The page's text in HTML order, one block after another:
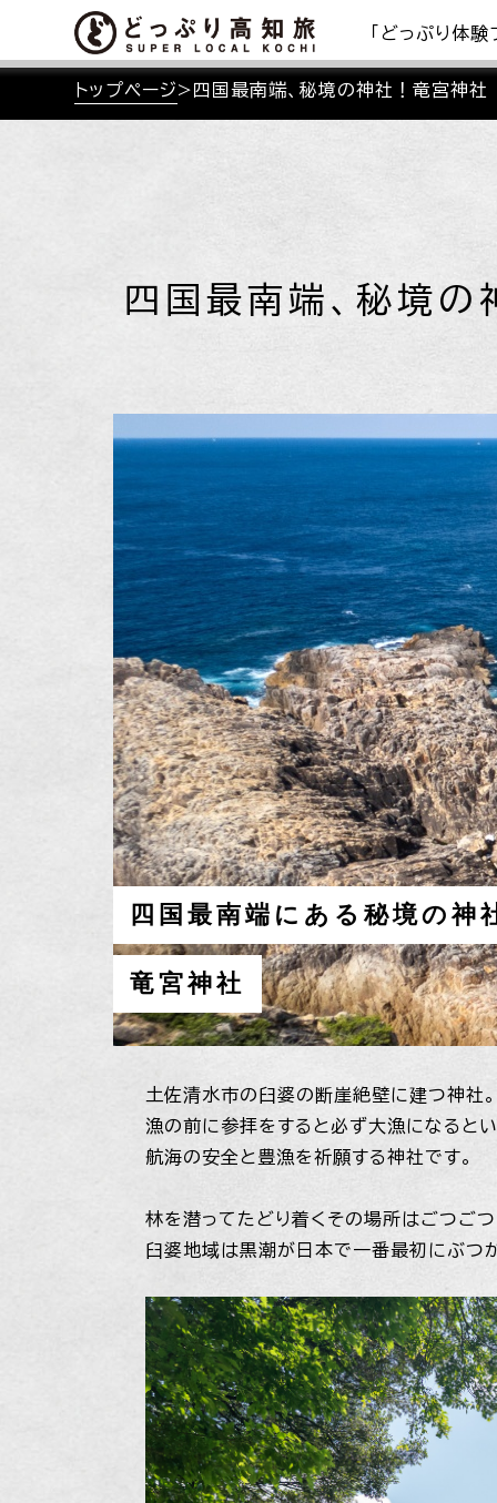
「どっぷり体
トップページ>四国最南端、秘境の神社！竜宮神社
四国最南端、秘境
四国最南端にある秘境の神
竜宮神社
土佐清水市の臼婆の断崖絶壁に建つ神社。
漁の前に参拝をすると必ず大漁になると
航海の安全と豊漁を祈願する神社です。
林を潜ってたどり着くその場所はごつご
臼婆地域は黒潮が日本で一番最初にぶつ